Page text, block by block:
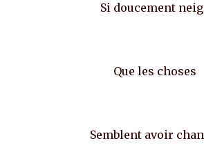
Si doucement
Que les choses
Semblent avoir